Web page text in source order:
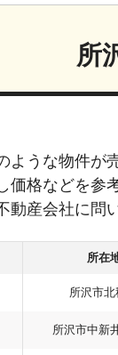
所
ような物件が
価格などを参
動産会社に問
所在
所沢市北
所沢市中新